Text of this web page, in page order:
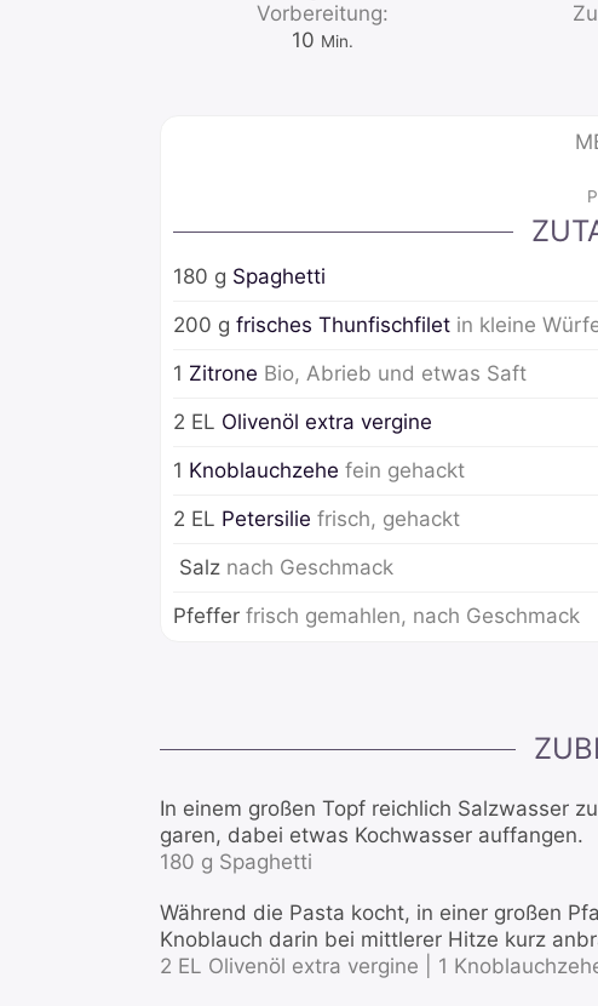
Vorbereitung:
10Minuten
Min.
180 g Spaghetti
200 g frisches Thunfischfilet in kleine
1 Zitrone Bio, Abrieb und etwas Saft
2 EL Olivenöl extra vergine
1 Knoblauchzehe fein gehackt
2 EL Petersilie frisch, gehackt
Salz nach Geschmack
Pfeffer frisch gemahlen, nach Geschmack
In einem großen Topf reichlich Salzwasser
garen, dabei etwas Kochwasser auffangen.
180 g Spaghetti
Während die Pasta kocht, in einer großen
Knoblauch darin bei mittlerer Hitze kurz
2 EL Olivenöl extra vergine |
1